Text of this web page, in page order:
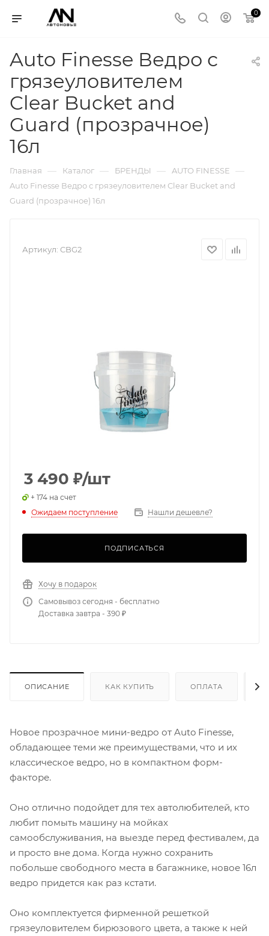
0
Auto Finesse Ведро с
грязеуловителем
Clear Bucket and
Guard (прозрачное)
16л
Главная — Каталог — БРЕНДЫ — AUTO FINESSE —
Auto Finesse Ведро с грязеуловителем Clear Bucket and
Guard (прозрачное) 16л
Артикул: CBG2
3 490 ₽/шт
+ 174 на счет
Ожидаем поступление
Нашли дешевле?
ПОДПИСАТЬСЯ
Хочу в подарок
Самовывоз сегодня - бесплатно
Доставка завтра - 390 ₽
ОПИСАНИЕ КАК КУПИТЬ ОПЛАТА
Новое прозрачное мини-ведро от Auto Finesse,
обладающее теми же преимуществами, что и их
классическое ведро, но в компактном форм-
факторе.
Оно отлично подойдет для тех автолюбителей, кто
любит помыть машину на мойках
самообслуживания, на выезде перед фестивалем, да
и просто вне дома. Когда нужно сохранить
побольше свободного места в багажнике, новое 16л
ведро придется как раз кстати.
Оно комплектуется фирменной решеткой
грязеуловителем бирюзового цвета, а также к ней